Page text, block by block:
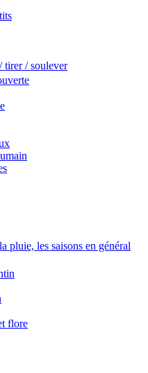
tirer / soulever
pluie, les saisons en général
flore